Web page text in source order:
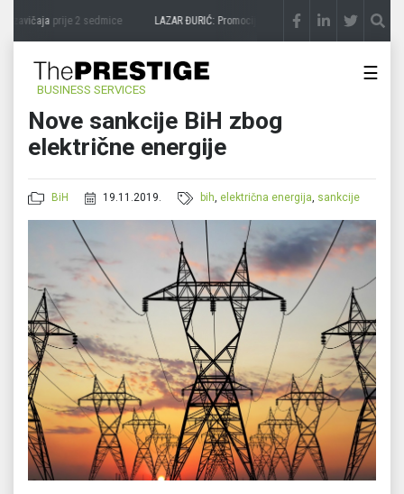
zavičajaprije 2 sedmice LAZAR ĐURIĆ: Promocija potencijal pretvara u destinaciju
BUSINESS SERVICES
☰
Nove sankcije BiH zbog
električne energije
BiH 19.11.2019. bih, električna energija, sankcije